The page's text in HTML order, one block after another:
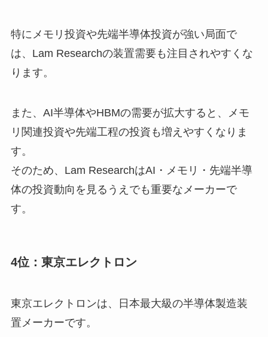
特にメモリ投資や先端半導体投資が強い局面で
は、Lam Researchの装置需要も注目されやすくな
ります。
また、AI半導体やHBMの需要が拡大すると、メモ
リ関連投資や先端工程の投資も増えやすくなりま
す。
そのため、Lam ResearchはAI・メモリ・先端半導
体の投資動向を見るうえでも重要なメーカーで
す。
4位：東京エレクトロン
東京エレクトロンは、日本最大級の半導体製造装
置メーカーです。